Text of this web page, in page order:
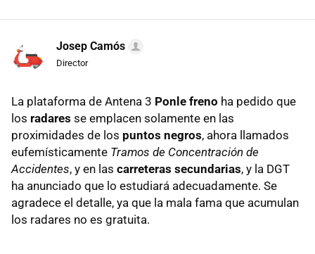
Josep Camós
Director
La plataforma de Antena 3 Ponle freno ha pedido que
los radares se emplacen solamente en las
proximidades de los puntos negros, ahora llamados
eufemísticamente Tramos de Concentración de
Accidentes, y en las carreteras secundarias, y la DGT
ha anunciado que lo estudiará adecuadamente. Se
agradece el detalle, ya que la mala fama que acumulan
los radares no es gratuita.